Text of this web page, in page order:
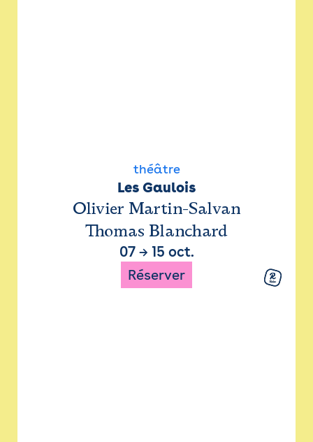
théâtre
Les Gaulois
Olivier Martin-Salvan
Thomas Blanchard
07→ 15 oct.
Réserver